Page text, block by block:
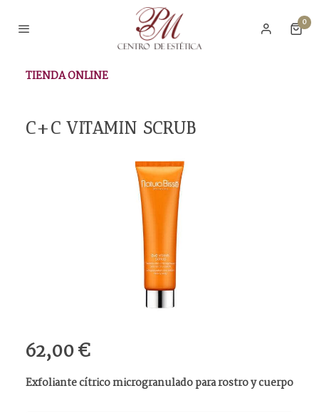
0
TIENDA ONLINE
C+C VITAMIN SCRUB
62,00 €
Exfoliante cítrico microgranulado para rostro y cuerpo